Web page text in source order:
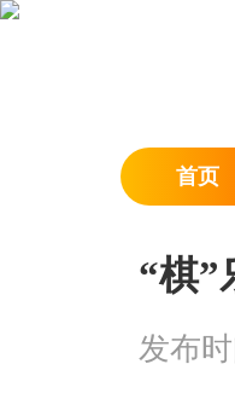
首页
“棋”
发布